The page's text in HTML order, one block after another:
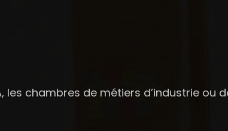
chambres de métiers d’industrie ou